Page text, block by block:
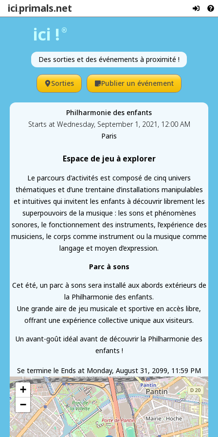
ici.primals.net
ici ! ®
Des sorties et des événements à proximité !
Sorties Publier un événement
Philharmonie des enfants
Starts at Wednesday, September 1, 2021, 12:00 AM
Paris
Espace de jeu à explorer
Le parcours d'activités est composé de cinq univers
thématiques et d’une trentaine d’installations manipulables
et intuitives qui invitent les enfants à découvrir librement les
superpouvoirs de la musique : les sons et phénomènes
sonores, le fonctionnement des instruments, l’expérience des
musiciens, le corps comme instrument ou la musique comme
langage et moyen d’expression.
Parc à sons
Cet été, un parc à sons sera installé aux abords extérieurs de
la Philharmonie des enfants.
Une grande aire de jeu musicale et sportive en accès libre,
offrant une expérience collective unique aux visiteurs.
Un avant-goût idéal avant de découvrir la Philharmonie des
enfants !
Se termine le Ends at Monday, August 31, 2099, 11:59 PM
+
−